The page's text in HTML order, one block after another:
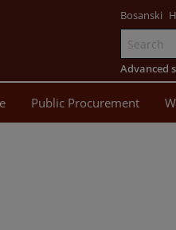
Bosanski
Advanced
Public Procurement